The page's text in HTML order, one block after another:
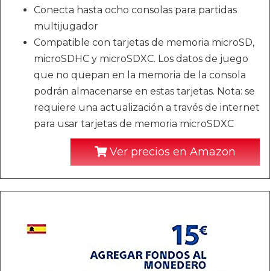
Conecta hasta ocho consolas para partidas
multijugador
Compatible con tarjetas de memoria microSD,
microSDHC y microSDXC. Los datos de juego
que no quepan en la memoria de la consola
podrán almacenarse en estas tarjetas. Nota: se
requiere una actualización a través de internet
para usar tarjetas de memoria microSDXC
Ver precios en Amazon